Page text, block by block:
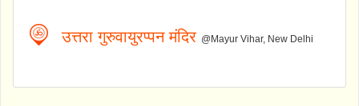
उत्तरा गुरुवायुरप्पन मंदिर @Mayur Vihar, New Delhi